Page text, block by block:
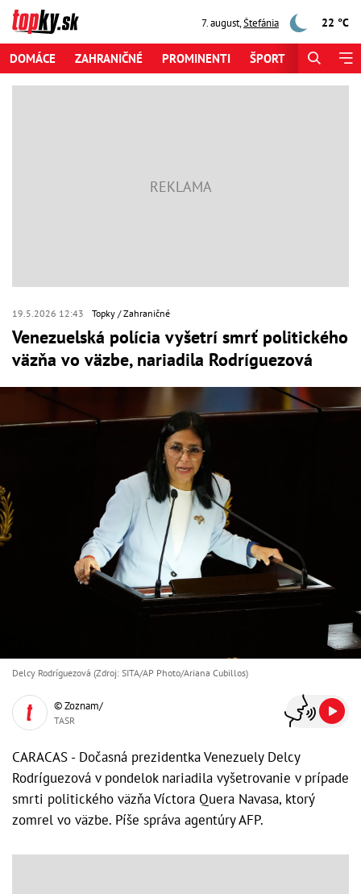
7. august,Štefánia 22 °C
DOMÁCE ZAHRANIČNÉ PROMINENTI ŠPORT
19.5.2026 12:43 Topky Zahraničné
Venezuelská polícia vyšetrí smrť politického
väzňa vo väzbe, nariadila Rodríguezová
Delcy Rodríguezová (Zdroj: SITA/AP Photo/Ariana Cubillos)
© Zoznam/
TASR
CARACAS - Dočasná prezidentka Venezuely Delcy
Rodríguezová v pondelok nariadila vyšetrovanie v prípade
smrti politického väzňa Víctora Quera Navasa, ktorý
zomrel vo väzbe. Píše správa agentúry AFP.